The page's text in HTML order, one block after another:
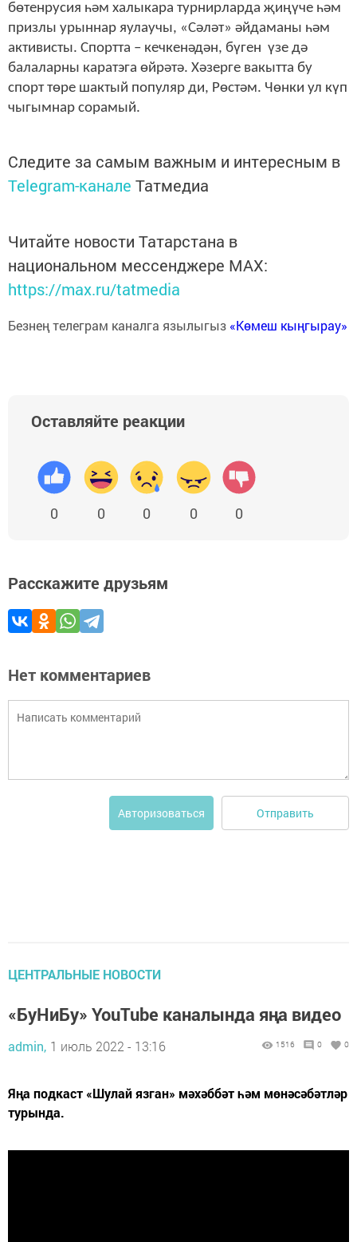
бөтенрусия һәм халыкара турнирларда җиңүче һәм
призлы урыннар яулаучы, «Сәләт» әйдаманы һәм
активисты. Спортта – кечкенәдән, бүген үзе дә
балаларны каратэга өйрәтә. Хәзерге вакытта бу
спорт төре шактый популяр ди, Рөстәм. Чөнки ул күп
чыгымнар сорамый.
Следите за самым важным и интересным в
Telegram-канале Татмедиа
Читайте новости Татарстана в
национальном мессенджере MАХ:
https://max.ru/tatmedia
Безнең телеграм каналга язылыгыз «Көмеш кыңгырау»
Оставляйте реакции
0 0 0 0 0
Расскажите друзьям
Нет комментариев
Авторизоваться Отправить
ЦЕНТРАЛЬНЫЕ НОВОСТИ
«БуНиБу» YouTube каналында яңа видео
admin, 1 июль 2022 - 13:16 1516 0 0
Яңа подкаст «Шулай язган» мәхәббәт һәм мөнәсәбәтләр
турында.